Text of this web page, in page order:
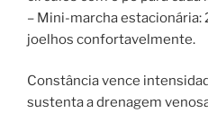
– Mini-marcha estacionária:
joelhos confortavelmente.
Constância vence
sustenta a drenagem